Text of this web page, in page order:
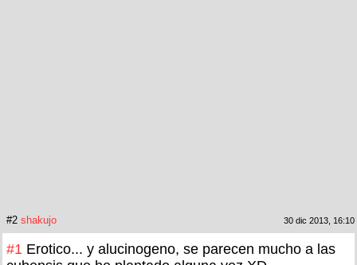
#2 shakujo 30 dic 2013, 16:10
#1 Erotico... y alucinogeno, se parecen mucho a las